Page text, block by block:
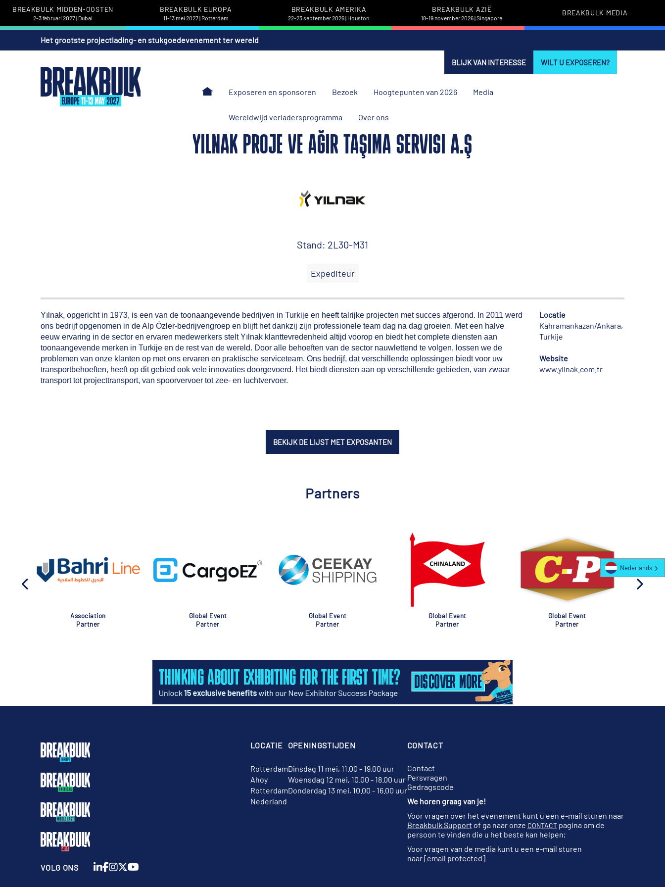
BREAKBULK MIDDEN-OOSTEN
2-3 februari 2027 | Dubai
BREAKBULK EUROPA
11-13 mei 2027 | Rotterdam
BREAKBULK AMERIKA
22-23 september 2026 | Houston
BREAKBULK AZIË
18-19 november 2026 | Singapore
BREAKBULK MEDIA
Het grootste projectlading- en stukgoedevenement ter wereld
BLIJK VAN INTERESSE WILT U EXPOSEREN?
Exposeren en sponsoren Bezoek Hoogtepunten van 2026 Media
Wereldwijd verladersprogramma Over ons
YILNAK PROJE VE AĞIR TAŞIMA SERVISI A.Ş
Stand: 2L30-M31
Expediteur
Yılnak, opgericht in 1973, is een van de toonaangevende bedrijven in Turkije en heeft talrijke projecten met succes afgerond. In 2011 werd
ons bedrijf opgenomen in de Alp Özler-bedrijvengroep en blijft het dankzij zijn professionele team dag na dag groeien. Met een halve
eeuw ervaring in de sector en ervaren medewerkers stelt Yılnak klanttevredenheid altijd voorop en biedt het complete diensten aan
toonaangevende merken in Turkije en de rest van de wereld. Door alle behoeften van de sector nauwlettend te volgen, lossen we de
problemen van onze klanten op met ons ervaren en praktische serviceteam. Ons bedrijf, dat verschillende oplossingen biedt voor uw
transportbehoeften, heeft op dit gebied ook vele innovaties doorgevoerd. Het biedt diensten aan op verschillende gebieden, van zwaar
transport tot projecttransport, van spoorvervoer tot zee- en luchtvervoer.
Locatie
Kahramankazan/Ankara,
Turkije
Website
www.yilnak.com.tr
BEKIJK DE LIJST MET EXPOSANTEN
Partners
Association
Partner
Global Event
Partner
Global Event
Partner
Global Event
Partner
Global Event
Partner
LOCATIE
Rotterdam
Ahoy
Rotterdam
Nederland
OPENINGSTIJDEN
Dinsdag 11 mei, 11.00 - 19.00 uur
Woensdag 12 mei, 10.00 - 18.00 uur
Donderdag 13 mei, 10.00 - 16.00 uur
CONTACT
Contact
Persvragen
Gedragscode
We horen graag van je!
Voor vragen over het evenement kunt u een e-mail sturen naar
Breakbulk Support of ga naar onze CONTACTpagina om de
persoon te vinden die u het beste kan helpen;
Voor vragen van de media kunt u een e-mail sturen
naar[email protected]
VOLG ONS
Nederlands